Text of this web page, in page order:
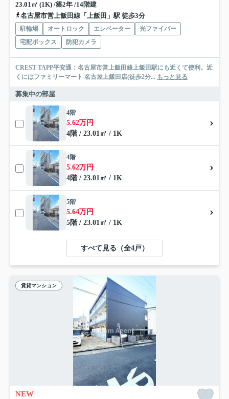
23.01㎡ (1K) /築2年 /14階建
名古屋市営上飯田線「上飯田」駅 徒歩3分
駐輪場 オートロック エレベーター
光ファイバー
宅配ボックス
防犯カメラ
CREST TAPP平安通：名古屋市営上飯田線上飯田駅にも近くて便利。近
くにはファミリーマート 名古屋上飯田店(徒歩2分... もっと見る
募集中の部屋
4階
5.62万円
4階 / 23.01㎡ / 1K
4階
5.62万円
4階 / 23.01㎡ / 1K
5階
5.64万円
5階 / 23.01㎡ / 1K
すべて見る（全4戸）
賃貸マンション
NEW